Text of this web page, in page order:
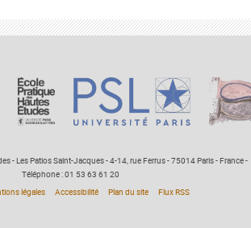
- Les Patios Saint-Jacques - 4-14, rue Ferrus - 75014 Paris - France -
Téléphone : 01 53 63 61 20
légales
Accessibilité Plan du site Flux RSS